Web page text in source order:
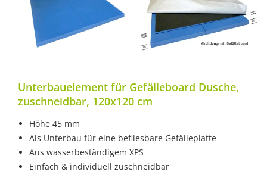
Unterbauelement für Gefälleboard Dusche,
zuschneidbar, 120x120 cm
Höhe 45 mm
Als Unterbau für eine befliesbare Gefälleplatte
Aus wasserbeständigem XPS
Einfach & individuell zuschneidbar